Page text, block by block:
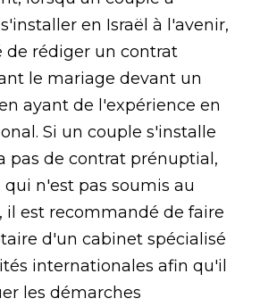
en Israël à l'avenir,
de rédiger un contrat
le mariage devant un
ayant de l'expérience en
Si un couple s'installe
pas de contrat prénuptial,
n'est pas soumis au
il est recommandé de faire
d'un cabinet spécialisé
internationales afin qu'il
les démarches